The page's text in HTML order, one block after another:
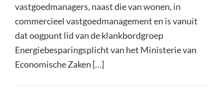
vastgoedmanagers, naast die van wonen, in
commercieel vastgoedmanagement en is vanuit
dat oogpunt lid van de klankbordgroep
Energiebesparingsplicht van het Ministerie van
Economische Zaken […]